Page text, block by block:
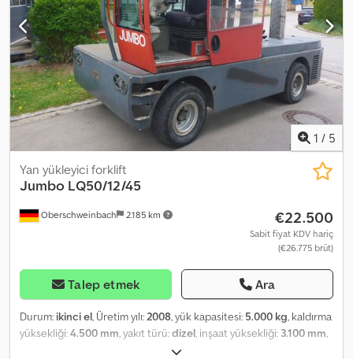
1 / 5
Oberschweinbach 2.185 km
Yan yükleyici forklift
Jumbo LQ50/12/45
€22.500
Sabit fiyat KDV hariç
(€26.775 brüt)
Talep etmek Ara
Durum: ikinci el, Üretim yılı: 2008, yük kapasitesi: 5.000 kg, kaldırma
yüksekliği:4.500 mm , yakıt türü:dizel , inşaat yüksekliği: 3.100 mm
diğer